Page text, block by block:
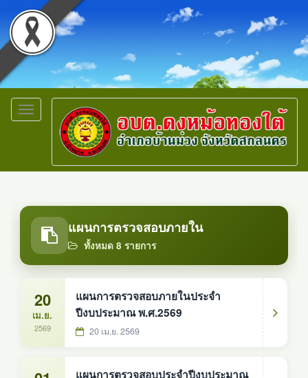
Toggle
navigation
แผนการตรวจสอบภายใน
ทั้งหมด 8 รายการ
20
เม.ย.
2569
แผนการตรวจสอบภายในประจำ
ปีงบประมาณ พ.ศ.2569
20 เม.ย. 2569
แผนการตรวจสอบประจำปีงบประมาณ